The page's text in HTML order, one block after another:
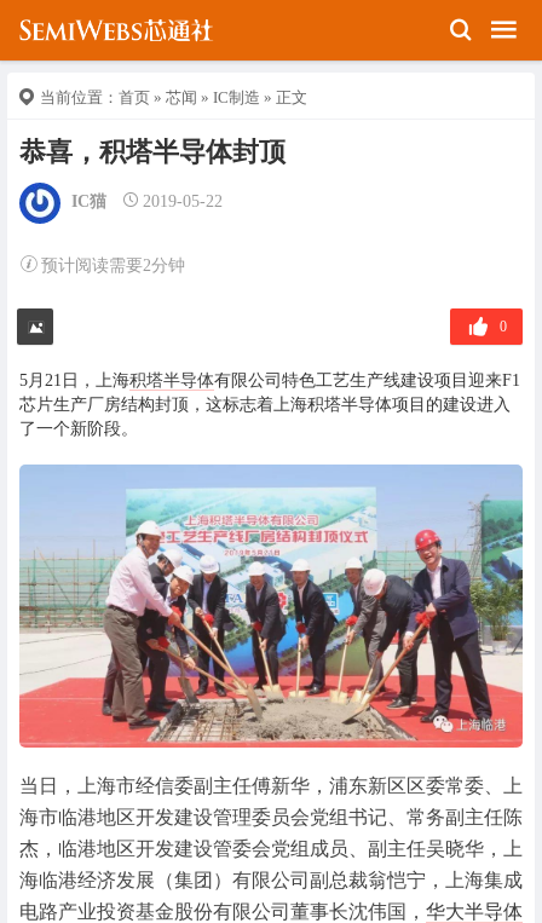
当前位置： 首页 » 芯闻 » IC制造 » 正文
恭喜，积塔半导体封顶
IC猫 2019-05-22
预计阅读需要2分钟
0
5月21日，上海积塔半导体有限公司特色工艺生产线建设项目迎来F1
芯片生产厂房结构封顶，这标志着上海积塔半导体项目的建设进入
了一个新阶段。
当日，上海市经信委副主任傅新华，浦东新区区委常委、上
海市临港地区开发建设管理委员会党组书记、常务副主任陈
杰，临港地区开发建设管委会党组成员、副主任吴晓华，上
海临港经济发展（集团）有限公司副总裁翁恺宁，上海集成
电路产业投资基金股份有限公司董事长沈伟国， 华大半导体